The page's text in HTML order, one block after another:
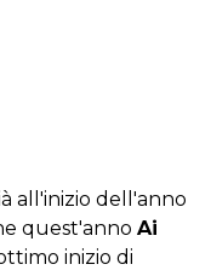
all'inizio dell'anno
quest'anno Ai
inizio di